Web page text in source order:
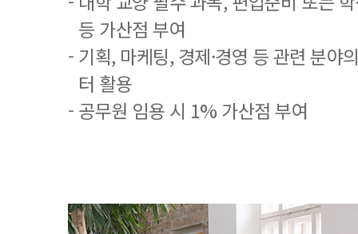
등 가산점 부여
- 기획, 마케팅, 경제·경영 등 관련 분야
터 활용
- 공무원 임용 시 1% 가산점 부여